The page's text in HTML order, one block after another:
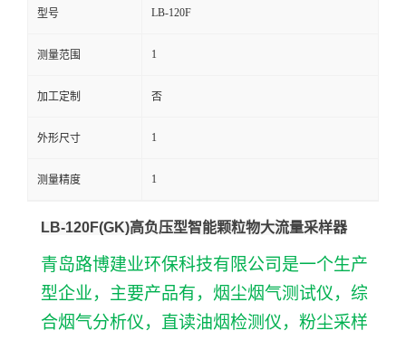
线
型号 LB-120F
测量范围 1
加工定制 否
外形尺寸 1
测量精度 1
LB-120F(GK)高负压型智能颗粒物大流量采样器
青岛路博建业环保科技有限公司是一个生产
型企业，主要产品有，烟尘烟气测试仪，综
合烟气分析仪，直读油烟检测仪，粉尘采样